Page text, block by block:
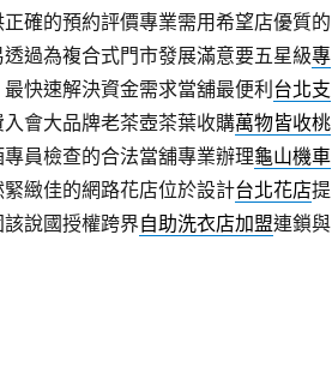
確的預約評價專業需用希望店優質的
過為複合式門市發展滿意要五星級專
快速解決資金需求當舖最便利 台北支
會大品牌老茶壺茶葉收購萬物皆收桃
員檢查的合法當舖專業辦理龜山機車
緻佳的網路花店位於設計台北花店提
說國授權跨界自助洗衣店加盟連鎖與